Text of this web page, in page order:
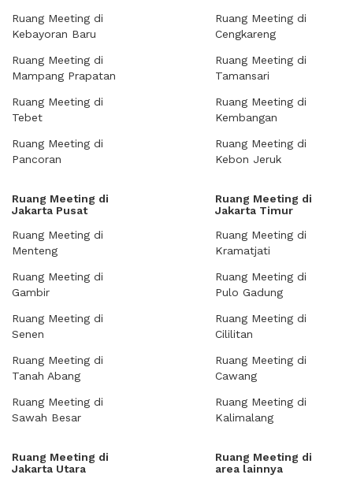
Ruang Meeting di
Kebayoran Baru
Ruang Meeting di
Mampang Prapatan
Ruang Meeting di
Tebet
Ruang Meeting di
Pancoran
Ruang Meeting di
Cengkareng
Ruang Meeting di
Tamansari
Ruang Meeting di
Kembangan
Ruang Meeting di
Kebon Jeruk
Ruang Meeting di
Jakarta Pusat
Ruang Meeting di
Menteng
Ruang Meeting di
Gambir
Ruang Meeting di
Senen
Ruang Meeting di
Tanah Abang
Ruang Meeting di
Sawah Besar
Ruang Meeting di
Jakarta Timur
Ruang Meeting di
Kramatjati
Ruang Meeting di
Pulo Gadung
Ruang Meeting di
Cililitan
Ruang Meeting di
Cawang
Ruang Meeting di
Kalimalang
Ruang Meeting di
Jakarta Utara
Ruang Meeting di
area lainnya